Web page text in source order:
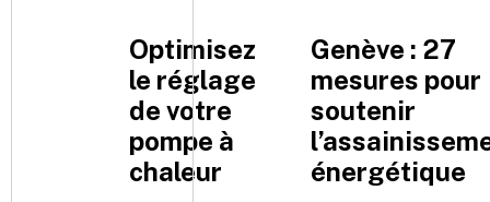
Optimisez
le réglage
de votre
pompe à
chaleur
Genève : 27
mesures pour
soutenir
énergétique